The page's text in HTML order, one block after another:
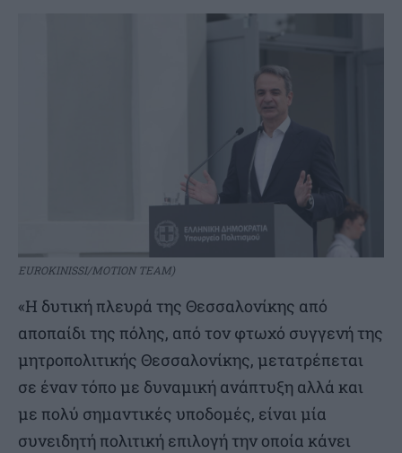
EUROKINISSI/MOTION TEAM)
«Η δυτική πλευρά της Θεσσαλονίκης από
αποπαίδι της πόλης, από τον φτωχό συγγενή της
μητροπολιτικής Θεσσαλονίκης, μετατρέπεται
σε έναν τόπο με δυναμική ανάπτυξη αλλά και
με πολύ σημαντικές υποδομές, είναι μία
συνειδητή πολιτική επιλογή την οποία κάνει